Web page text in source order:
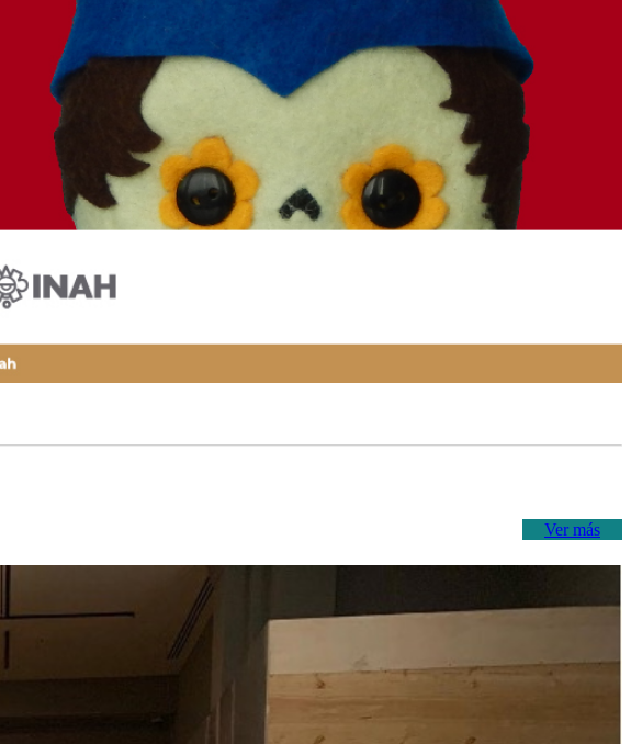
Ver más